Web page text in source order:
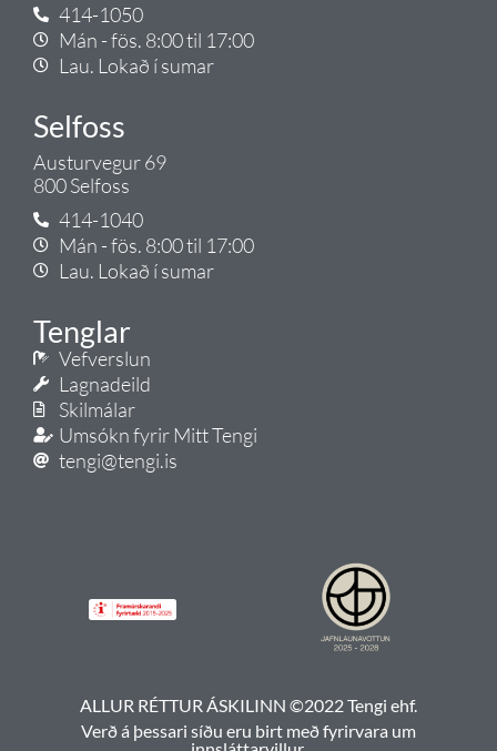
414-1050
Mán - fös. 8:00 til 17:00
Lau. Lokað í sumar
Selfoss
Austurvegur 69
800 Selfoss
414-1040
Mán - fös. 8:00 til 17:00
Lau. Lokað í sumar
Tenglar
Vefverslun
Lagnadeild
Skilmálar
Umsókn fyrir Mitt Tengi
tengi@tengi.is
ALLUR RÉTTUR ÁSKILINN ©2022 Tengi ehf.
Verð á þessari síðu eru birt með fyrirvara um